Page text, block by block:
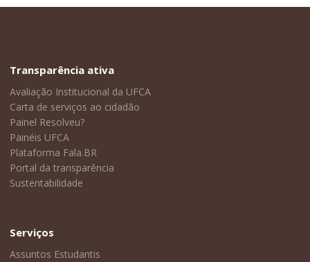
Transparência ativa
Avaliação Institucional da UFCA
Carta de serviços ao cidadão
Painel Resolveu?
Painéis UFCA
Plataforma Fala.BR
Portal da transparência
Sustentabilidade
Serviços
Assuntos Estudantis